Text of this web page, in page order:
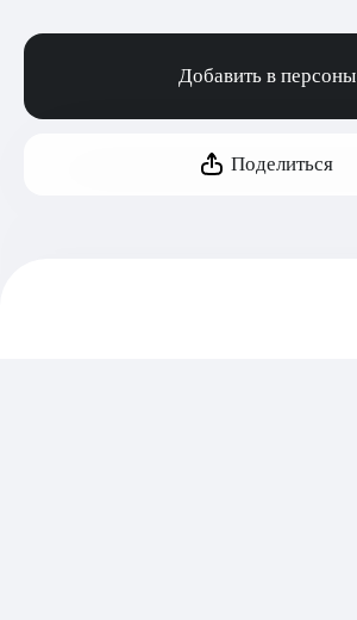
Добавить в персоны
Поделиться